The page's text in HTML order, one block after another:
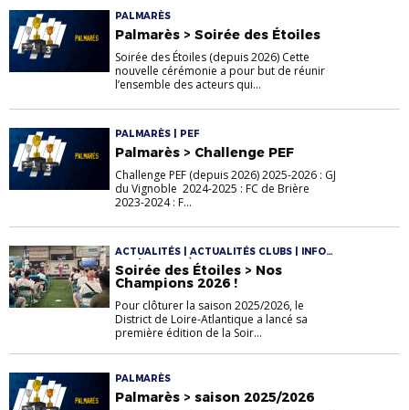
PALMARÈS
Palmarès > Soirée des Étoiles
Soirée des Étoiles (depuis 2026) Cette
nouvelle cérémonie a pour but de réunir
l’ensemble des acteurs qui...
PALMARÈS | PEF
Palmarès > Challenge PEF
Challenge PEF (depuis 2026) 2025-2026 : GJ
du Vignoble 2024-2025 : FC de Brière
2023-2024 : F...
ACTUALITÉS | ACTUALITÉS CLUBS | INFOS
PEF | PALMARÈS
Soirée des Étoiles > Nos
Champions 2026 !
Pour clôturer la saison 2025/2026, le
District de Loire-Atlantique a lancé sa
première édition de la Soir...
PALMARÈS
Palmarès > saison 2025/2026